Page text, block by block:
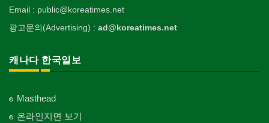
Email : public@koreatimes.net
광고문의(Advertising) : ad@koreatimes.net
캐나다 한국일보
Masthead
온라인지면 보기